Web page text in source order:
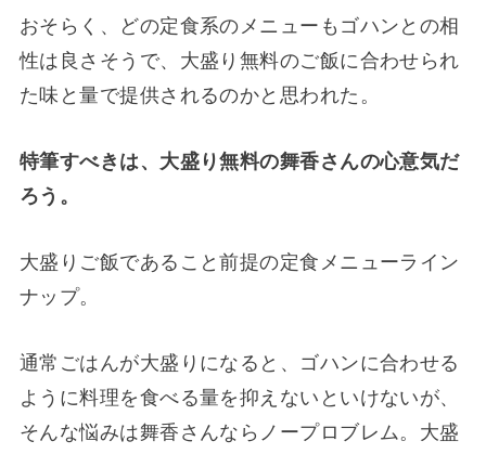
おそらく、どの定食系のメニューもゴハンとの相
性は良さそうで、大盛り無料のご飯に合わせられ
た味と量で提供されるのかと思われた。
特筆すべきは、大盛り無料の舞香さんの心意気だ
ろう。
大盛りご飯であること前提の定食メニューライン
ナップ。
通常ごはんが大盛りになると、ゴハンに合わせる
ように料理を食べる量を抑えないといけないが、
そんな悩みは舞香さんならノープロブレム。大盛